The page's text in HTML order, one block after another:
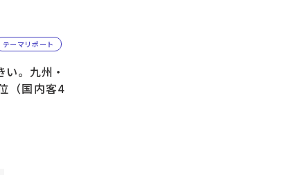
テーマリポート
。九州・
（国内客4